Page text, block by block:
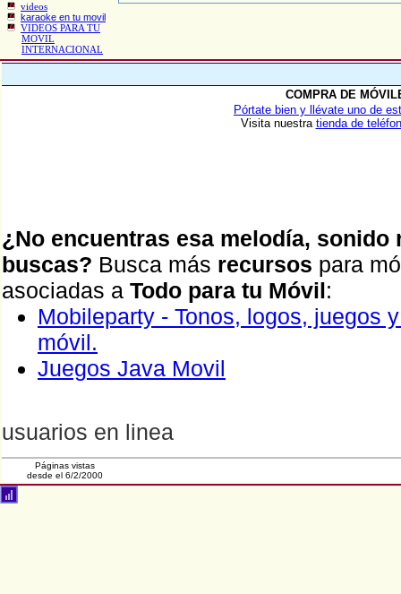
videos
karaoke en tu movil
VIDEOS PARA TU
MOVIL
INTERNACIONAL
COMPRA DE
Pórtate bien y llévate uno de
Visita nuestra tienda de
¿No encuentras esa melodía, sonido
buscas? Busca más recursos para
asociadas a Todo para tu Móvil:
Mobileparty - Tonos, logos, juegos
móvil.
Juegos Java Movil
usuarios en linea
Páginas vistas
desde el 6/2/2000